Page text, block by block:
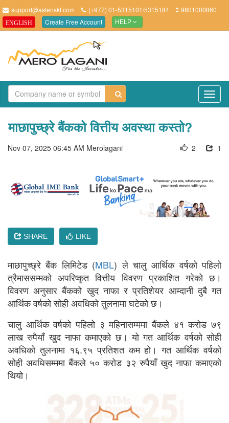
support@asteriskt.com (+977) 01-5315101/5315184 9801000860
ENGLISH Create Free Account HELP
माछापुच्छ्रे बैंकको वित्तीय अवस्था कस्तो?
Nov 07, 2025 06:45 AM Merolagani 1
2
SHARE LIKE
माछापुच्छ्रे बैंक लिमिटेड (MBL) ले चालु आर्थिक वर्षको पहिलो
त्रैमाससम्मको अपरिष्कृत वित्तीय विवरण प्रकाशित गरेको छ।
विवरण अनुसार बैंकको खुद नाफा र प्रतिशेयर आम्दानी दुबै गत
आर्थिक वर्षको सोही अवधिको तुलनामा घटेको छ।
चालु आर्थिक वर्षको पहिलो ३ महिनासम्ममा बैंकले ४१ करोड ७९
लाख रुपैयाँ खुद नाफा कमाएको छ। यो गत आर्थिक वर्षको सोही
अवधिको तुलनामा १६.९५ प्रतिशत कम हो। गत आर्थिक वर्षको
सोही अवधिसम्ममा बैंकले ५० करोड ३२ रुपैयाँ खुद नाफा कमाएको
थियो।